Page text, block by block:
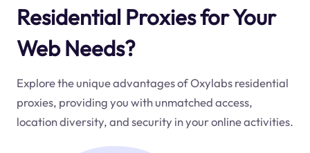
Residential Proxies for Your
Web Needs?
Explore the unique advantages of Oxylabs residential
proxies, providing you with unmatched access,
location diversity, and security in your online activities.